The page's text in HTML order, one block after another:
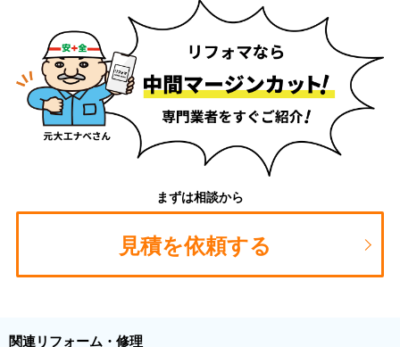
まずは相談から
見積を依頼する
関連リフォーム・修理